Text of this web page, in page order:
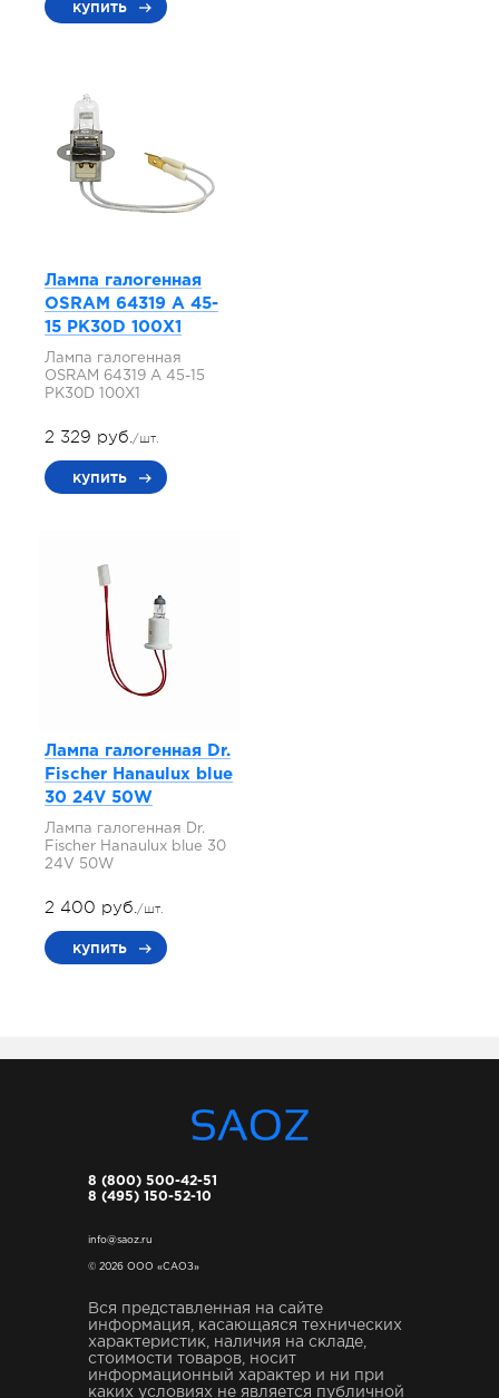
купить
Лампа галогенная
OSRAM 64319 A 45-
15 PK30D 100X1
Лампа галогенная
OSRAM 64319 A 45-15
PK30D 100X1
2 329 руб./шт.
купить
Лампа галогенная Dr.
Fischer Hanaulux blue
30 24V 50W
Лампа галогенная Dr.
Fischer Hanaulux blue 30
24V 50W
2 400 руб./шт.
купить
8 (800) 500-42-51
8 (495) 150-52-10
info@saoz.ru
© 2026 ООО «САОЗ»
Вся представленная на сайте
информация, касающаяся технических
характеристик, наличия на складе,
стоимости товаров, носит
информационный характер и ни при
каких условиях не является публичной